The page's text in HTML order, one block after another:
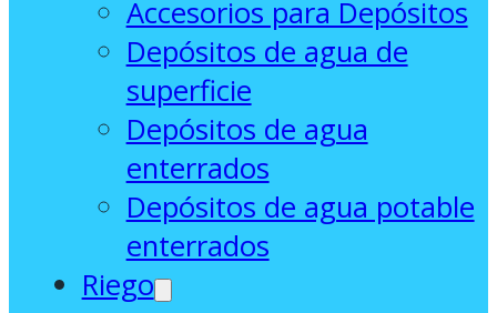
Accesorios para Depósitos
Depósitos de agua de
superficie
Depósitos de agua
enterrados
Depósitos de agua potable
enterrados
Riego